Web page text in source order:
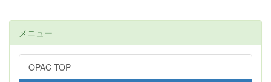
メニュー
OPAC TOP